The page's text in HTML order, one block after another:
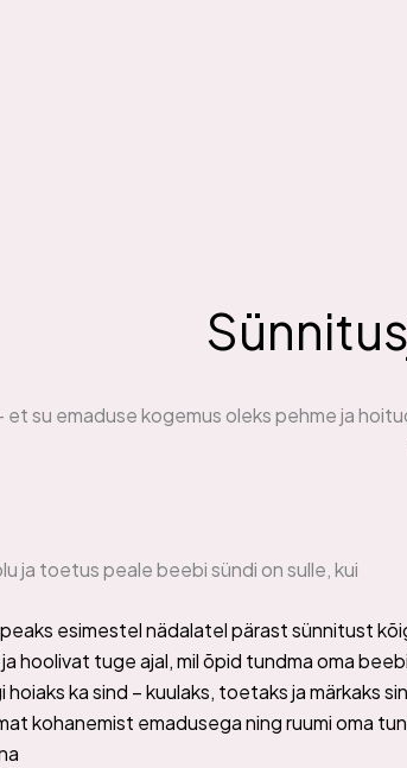
su emaduse kogemus oleks pehme ja
ja toetus peale beebi sündi on sulle, kui
esimestel nädalatel pärast sünnitust
hoolivat tuge ajal, mil õpid tundma oma
ka sind – kuulaks, toetaks ja märkaks
kohanemist emadusega ning ruumi oma